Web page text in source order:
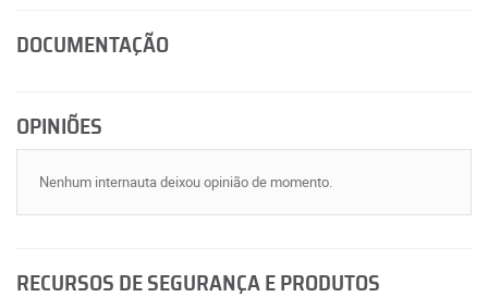
DOCUMENTAÇÃO
OPINIÕES
Nenhum internauta deixou opinião de momento.
RECURSOS DE SEGURANÇA E PRODUTOS